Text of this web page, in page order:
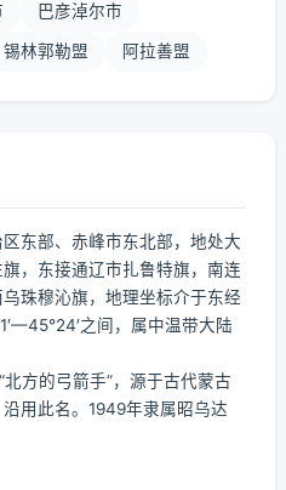
巴彦淖尔市
锡林郭勒盟 阿拉善盟
东部、赤峰市东北部，地处大
，东接通辽市扎鲁特旗，南连
珠穆沁旗，地理坐标介于东经
之间，属中温带大陆
方的弓箭手”，源于古代蒙古
用此名。1949年隶属昭乌达